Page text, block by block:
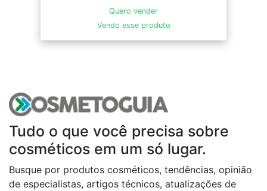
Quero vender
Vendo esse produto
Tudo o que você precisa sobre
cosméticos em um só lugar.
Busque por produtos cosméticos, tendências, opinião
de especialistas, artigos técnicos, atualizações de